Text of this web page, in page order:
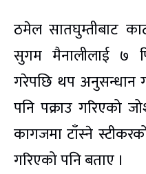
ठमेल सातघुम्तीबाट
सुगम मैनालीलाई ७
गरेपछि थप अनुसन्धान
पनि पक्राउ गरिएको
कागजमा टाँस्ने
गरिएको पनि बताए ।